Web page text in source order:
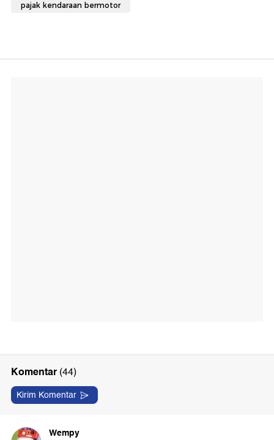
pajak kendaraan bermotor